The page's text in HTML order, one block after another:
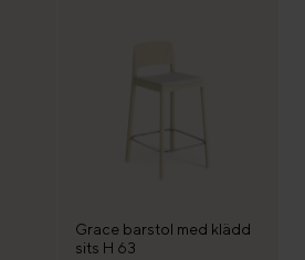
Grace barstol med klädd
sits H 63